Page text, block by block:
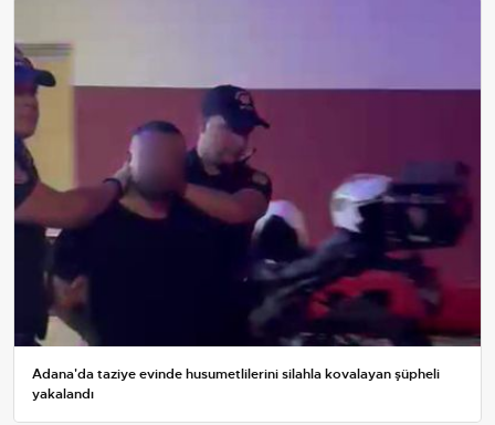
Adana'da taziye evinde husumetlilerini silahla kovalayan şüpheli
yakalandı